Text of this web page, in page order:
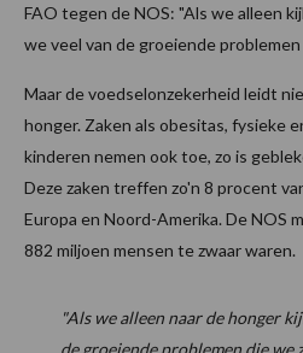
FAO tegen de NOS: "Als we alleen
we veel van de groeiende problemen
Maar de voedselonzekerheid leidt
honger. Zaken als obesitas, fysieke
kinderen nemen ook toe, zo is
Deze zaken treffen zo'n 8 procent
Europa en Noord-Amerika. De NOS
882 miljoen mensen te zwaar waren.
"Als we alleen naar de honger
de groeiende problemen die we